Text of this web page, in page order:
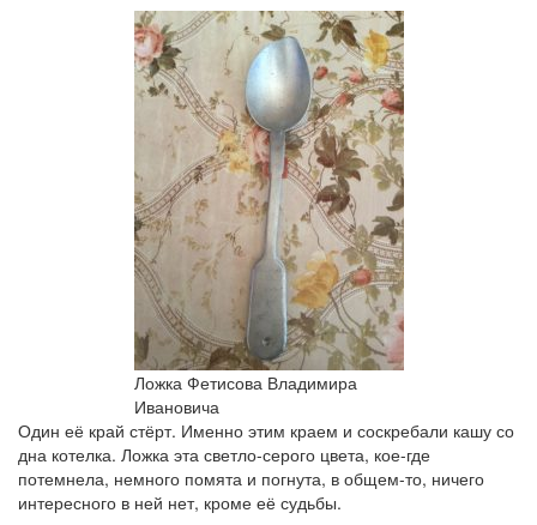
Ложка Фетисова Владимира
Ивановича
Один её край стёрт. Именно этим краем и соскребали кашу со
дна котелка. Ложка эта светло-серого цвета, кое-где
потемнела, немного помята и погнута, в общем-то, ничего
интересного в ней нет, кроме её судьбы.